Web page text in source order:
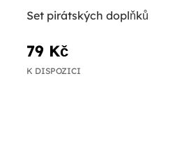
Set pirátských doplňků
79 Kč
K DISPOZICI